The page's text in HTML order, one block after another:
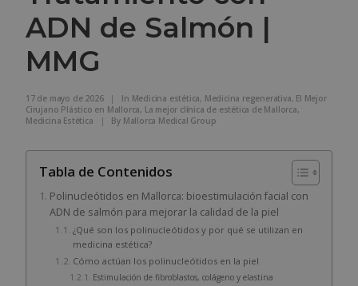
ADN de Salmón |
MMG
17 de mayo de 2026 | In Medicina estética, Medicina regenerativa, El Mejor
Cirujano Plástico en Mallorca, La mejor clínica de estética de Mallorca,
Medicina Estética
| By Mallorca Medical Group
Tabla de Contenidos
Polinucleótidos en Mallorca: bioestimulación facial con
ADN de salmón para mejorar la calidad de la piel
¿Qué son los polinucleótidos y por qué se utilizan en
medicina estética?
Cómo actúan los polinucleótidos en la piel
Estimulación de fibroblastos, colágeno y elastina